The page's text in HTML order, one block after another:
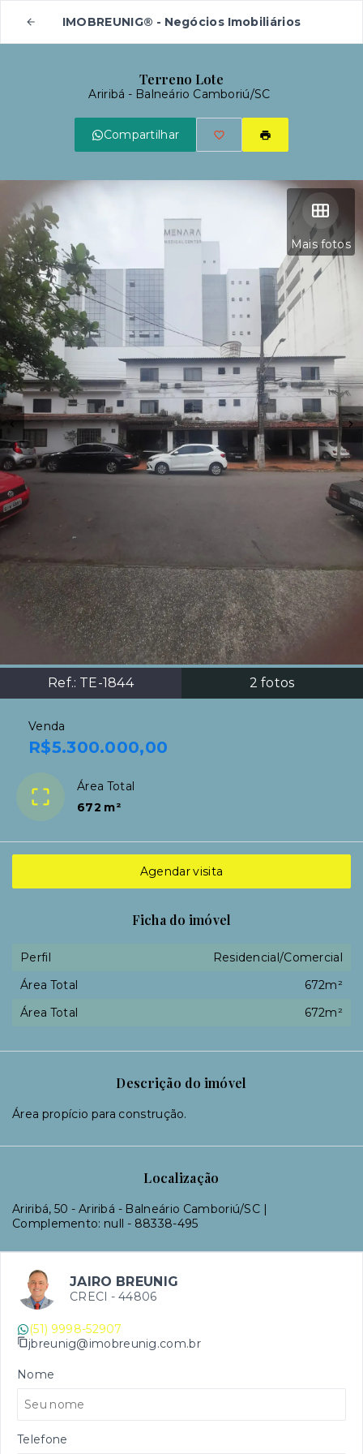
IMOBREUNIG® - Negócios Imobiliários
Terreno Lote
Ariribá - Balneário Camboriú/SC
Compartilhar
Mais fotos
Ref.: TE-1844 2 fotos
Venda
R$5.300.000,00
Área Total
672 m²
Descrição do imóvel
Área propício para construção.
Localização
Ariribá, 50 - Ariribá - Balneário Camboriú/SC |
Complemento: null
- 88338-495
Agendar visita
Ficha do imóvel
Perfil
Residencial/Comercial
Área Total
672m²
Área Total
672m²
JAIRO BREUNIG
CRECI - 44806
(51) 9998-52907
jbreunig@imobreunig.com.br
Nome
Telefone